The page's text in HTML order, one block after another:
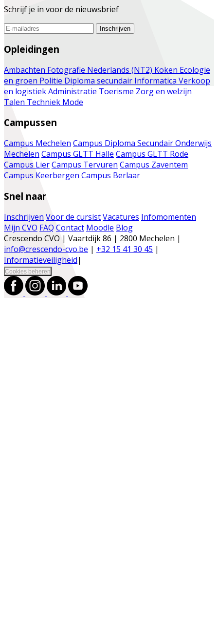
Schrijf je in voor de nieuwsbrief
Inschrijven
Opleidingen
Ambachten Fotografie Nederlands (NT2) Koken Ecologie
en groen Politie Diploma secundair Informatica Verkoop
en logistiekAdministratie Toerisme Zorg en welzijn
Talen Techniek Mode
Campussen
Campus Mechelen Campus Diploma Secundair Onderwijs
Mechelen Campus GLTT Halle Campus GLTT Rode
Campus LierCampus Tervuren Campus Zaventem
Campus Keerbergen Campus Berlaar
Snel naar
Inschrijven Voor de cursistVacatures Infomomenten
Mijn CVO FAQ Contact Moodle Blog
Crescendo CVO | Vaartdijk 86 | 2800 Mechelen |
info@crescendo-cvo.be | +32 15 41 30 45 |
Informatieveiligheid|
Cookies beheren